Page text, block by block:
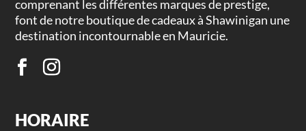
comprenant les différentes marques de prestige,
font de notre boutique de cadeaux à Shawinigan une
destination incontournable en Mauricie.
HORAIRE